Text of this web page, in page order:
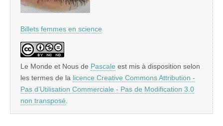
Billets femmes en science
Le Monde et Nous de Pascale est mis à disposition selon
les termes de la licence Creative Commons Attribution -
Pas d’Utilisation Commerciale - Pas de Modification 3.0
non transposé